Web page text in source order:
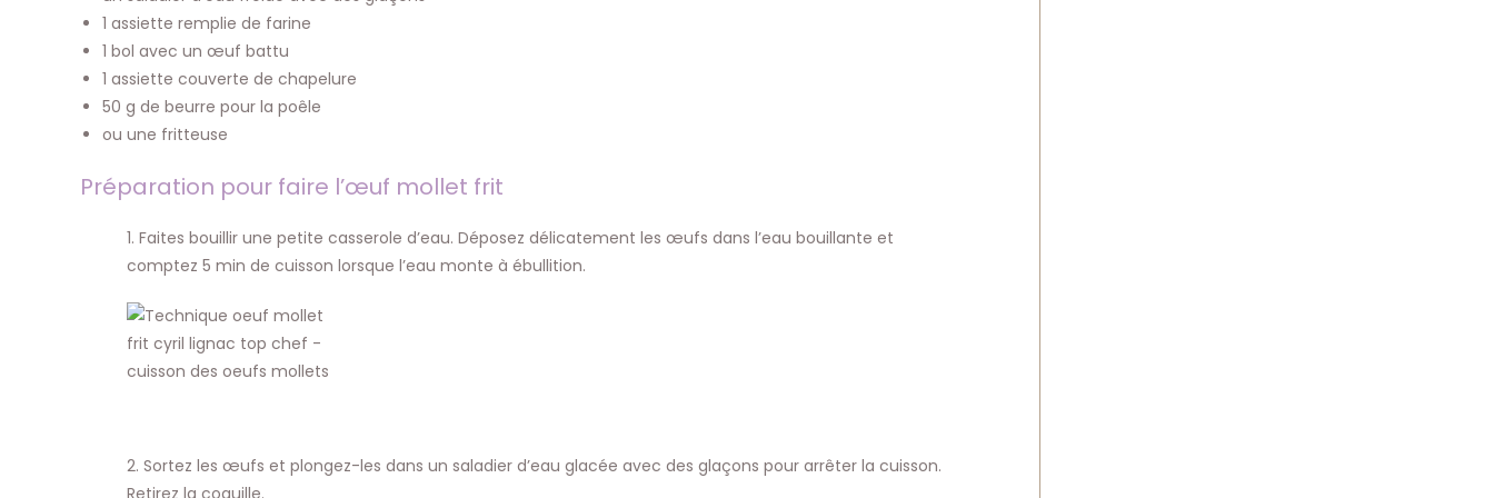
1 assiette remplie de farine
1 bol avec un œuf battu
1 assiette couverte de chapelure
50 g de beurre pour la poêle
ou une fritteuse
Préparation pour faire l’œuf mollet frit
1. Faites bouillir une petite casserole d’eau. Déposez délicatement les œufs dans l’eau bouillante et
comptez 5 min de cuisson lorsque l’eau monte à ébullition.
2. Sortez les œufs et plongez-les dans un saladier d’eau glacée avec des glaçons pour arrêter la cuisson.
Retirez la coquille.